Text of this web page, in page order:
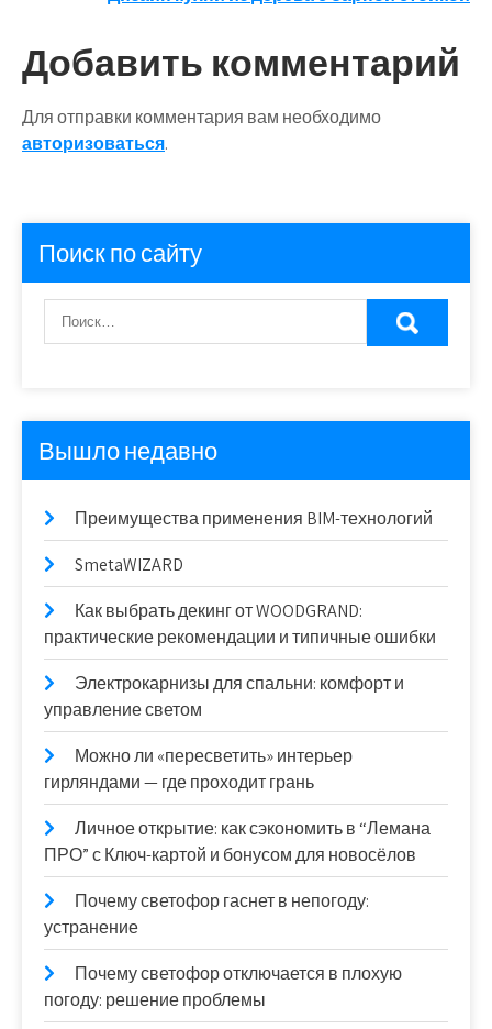
записям
Добавить комментарий
Для отправки комментария вам необходимо
авторизоваться.
Поиск по сайту
Вышло недавно
Преимущества применения BIM-технологий
SmetaWIZARD
Как выбрать декинг от WOODGRAND:
практические рекомендации и типичные ошибки
Электрокарнизы для спальни: комфорт и
управление светом
Можно ли «пересветить» интерьер
гирляндами — где проходит грань
Личное открытие: как сэкономить в “Лемана
ПРО” с Ключ-картой и бонусом для новосёлов
Почему светофор гаснет в непогоду:
устранение
Почему светофор отключается в плохую
погоду: решение проблемы